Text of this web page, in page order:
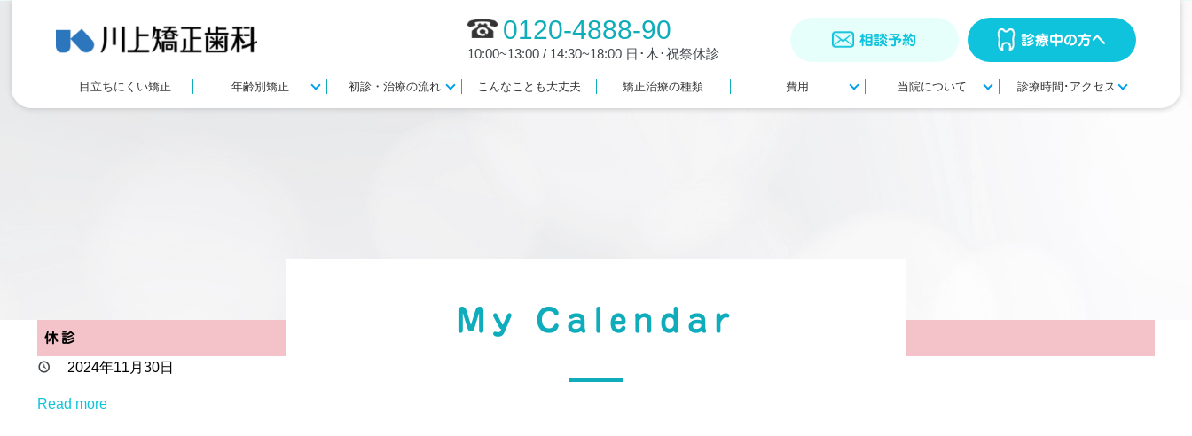
0120-4888-90
10:00~13:00 / 14:30~18:00 日･木･祝祭休診
相談予約 診療中の方へ
目立ちにくい矯正 年齢別矯正 初診・治療の流れ こんなことも大丈夫 矯正治療の種類 費用 当院について 診療時間･アクセス
My Calendar
休診
2024年11月30日
Read more